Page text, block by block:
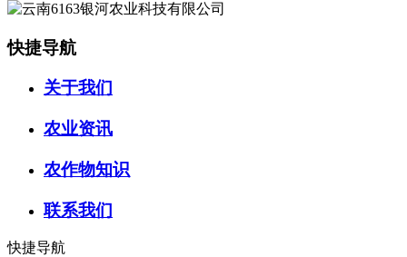
快捷导航
关于我们
农业资讯
农作物知识
联系我们
快捷导航